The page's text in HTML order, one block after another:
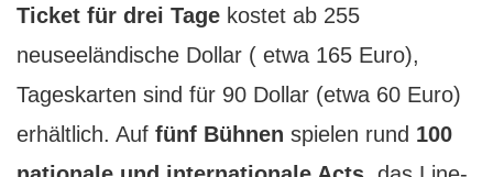
Ticket für drei Tage kostet ab 255
neuseeländische Dollar ( etwa 165 Euro),
Tageskarten sind für 90 Dollar (etwa 60 Euro)
erhältlich. Auf fünf Bühnen spielen rund 100